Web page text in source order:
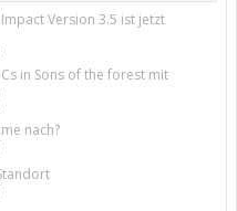
Version 3.5 ist jetzt
in Sons of the forest mit
nach?